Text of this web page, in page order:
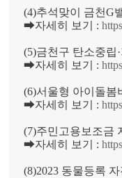
(4)추석맞이 금천G
➡자세히 보기 :
(5)금천구 탄소중립
➡자세히 보기 :
(6)서울형 아이돌봄
➡자세히 보기 :
(7)주민고용보조금
➡자세히 보기 :
(8)2023 동물등록